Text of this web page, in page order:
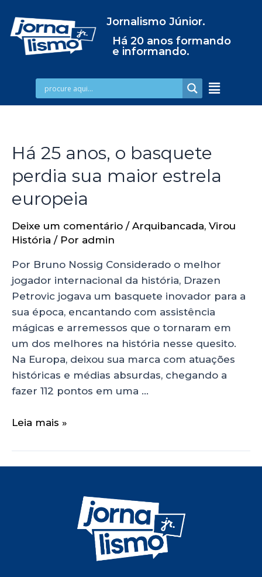
Jornalismo Júnior.
Há 20 anos formando
e informando.
Há 25 anos, o basquete
perdia sua maior estrela
europeia
Deixe um comentário / Arquibancada, Virou
História / Por admin
Por Bruno Nossig Considerado o melhor
jogador internacional da história, Drazen
Petrovic jogava um basquete inovador para a
sua época, encantando com assistência
mágicas e arremessos que o tornaram em
um dos melhores na história nesse quesito.
Na Europa, deixou sua marca com atuações
históricas e médias absurdas, chegando a
fazer 112 pontos em uma …
Leia mais »